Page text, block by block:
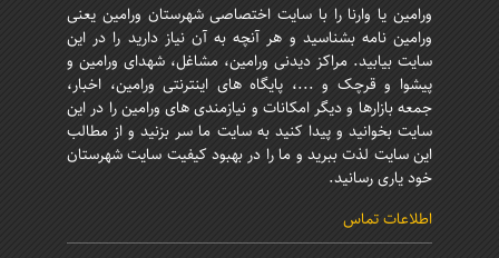
ورامین یا وارنا را با سایت اختصاصی شهرستان ورامین یعنی
ورامین نامه بشناسید و هر آنچه به آن نیاز دارید را در این
سایت بیابید. مراکز دیدنی ورامین، مشاغل، شهدای ورامین و
پیشوا و قرچک و ...، پایگاه های اینترنتی ورامین، اخبار،
جمعه بازارها و دیگر امکانات و نیازمندی های ورامین را در این
سایت بخوانید و پیدا کنید به سایت ما سر بزنید و از مطالب
این سایت لذت ببرید و ما را در بهبود کیفیت سایت شهرستان
خود یاری رسانید.
اطلاعات تماس